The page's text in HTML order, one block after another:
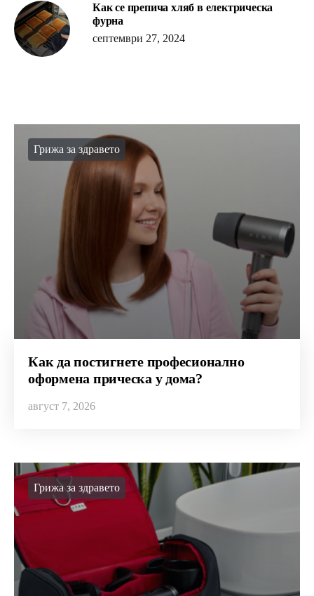
Как се препича хляб в електрическа
фурна
септември 27, 2024
Грижа за здравето
Как да постигнете професионално
оформена прическа у дома?
август 7, 2026
Грижа за здравето